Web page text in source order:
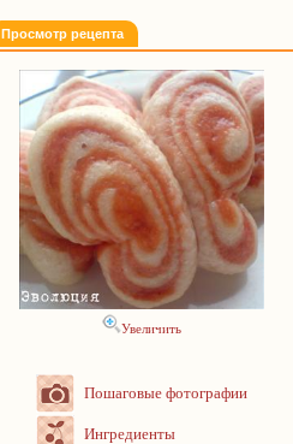
Просмотр рецепта
Увеличить
Пошаговые фотографии
Ингредиенты